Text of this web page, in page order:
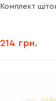
Комплект
214 грн.